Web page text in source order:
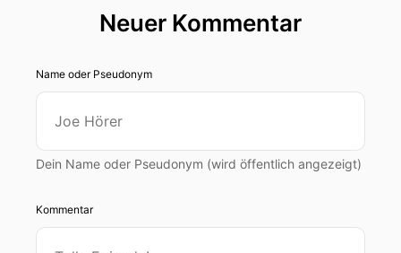
Neuer Kommentar
Name oder Pseudonym
Dein Name oder Pseudonym (wird öffentlich angezeigt)
Kommentar